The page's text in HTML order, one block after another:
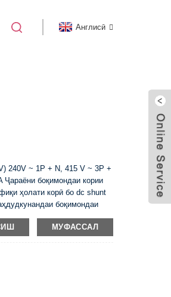
Англисӣ
240V ~ 1P + N, 415 V ~ 3P +
Ҷараёни боқимондаи кории
ҳолати корӣ бо dc shunt
боқимондаи
Im (A): 500 (Дар 50A) ...
МУФАССАЛ